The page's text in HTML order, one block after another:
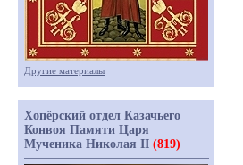
Другие материалы
Хопёрский отдел Казачьего
Конвоя Памяти Царя
Мученика Николая II (819)